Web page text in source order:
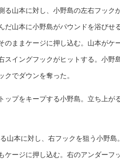
る山本に対し、小野島の左右フック
だ山本に小野島がパウンドを浴びせ
のままケージに押し込む。山本がケ
スイングフックがヒットする。小野
でダウンを奪った。
ップをキープする小野島。立ち上が
山本に対し、右フックを狙う小野島
ケージに押し込む。右のアンダーフ